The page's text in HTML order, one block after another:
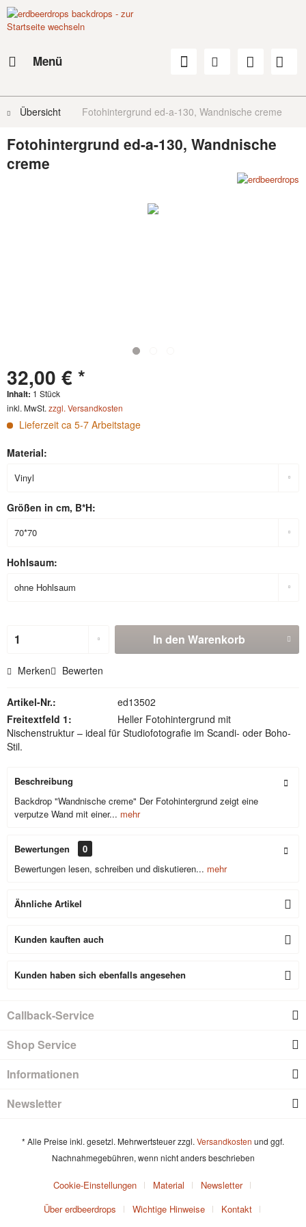
Menü
Übersicht Fotohintergrund ed-a-130, Wandnische creme
Fotohintergrund ed-a-130, Wandnische
creme
32,00 € *
Inhalt: 1 Stück
inkl. MwSt. zzgl. Versandkosten
Lieferzeit ca 5-7 Arbeitstage
Material:
Größen in cm, B*H:
Hohlsaum:
In den Warenkorb
Merken Bewerten
Artikel-Nr.:
ed13502
Freitextfeld 1:
Heller Fotohintergrund mit
Nischenstruktur – ideal für Studiofotografie im Scandi- oder Boho-
Stil.
Beschreibung
Backdrop "Wandnische creme" Der Fotohintergrund zeigt eine
verputze Wand mit einer... mehr
Bewertungen
0
Bewertungen lesen, schreiben und diskutieren... mehr
Ähnliche Artikel
Kunden kauften auch
Kunden haben sich ebenfalls angesehen
Callback-Service
Shop Service
Informationen
Newsletter
* Alle Preise inkl. gesetzl. Mehrwertsteuer zzgl. Versandkosten und ggf.
Nachnahmegebühren, wenn nicht anders beschrieben
Cookie-Einstellungen Material
Newsletter
Über erdbeerdrops
Wichtige Hinweise
Kontakt